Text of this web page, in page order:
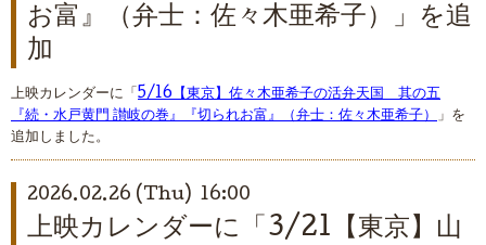
お富』（弁士：佐々木亜希子）」を追
加
上映カレンダーに「 5/16【東京】佐々木亜希子の活弁天国 其の五
『続・水戸黄門 讃岐の巻』『切られお富』（弁士：佐々木亜希子）
」を
追加しました。
2026.02.26 (Thu) 16:00
上映カレンダーに「3/21【東京】山